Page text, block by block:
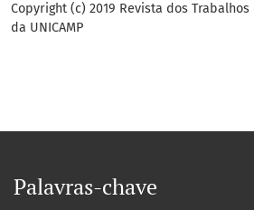
Copyright (c) 2019 Revista dos
da UNICAMP
Palavras-chave